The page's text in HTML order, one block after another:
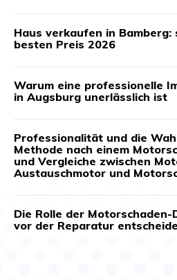
Haus verkaufen in Bamberg:
besten Preis 2026
Warum eine professionelle
in Augsburg unerlässlich ist
Professionalität und die
Methode nach einem
und Vergleiche zwischen
Austauschmotor und
Die Rolle der Motorschaden-
vor der Reparatur